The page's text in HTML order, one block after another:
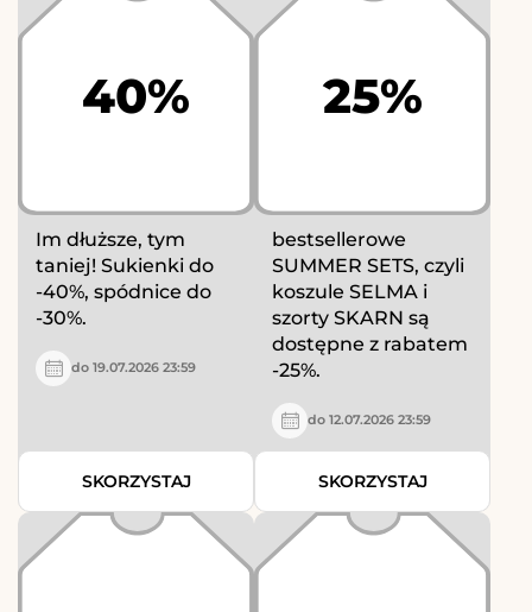
40%
Im dłuższe, tym
taniej! Sukienki do
-40%, spódnice do
-30%.
do 19.07.2026 23:59
SKORZYSTAJ
25%
bestsellerowe
SUMMER SETS, czyli
koszule SELMA i
szorty SKARN są
dostępne z rabatem
-25%.
do 12.07.2026 23:59
SKORZYSTAJ